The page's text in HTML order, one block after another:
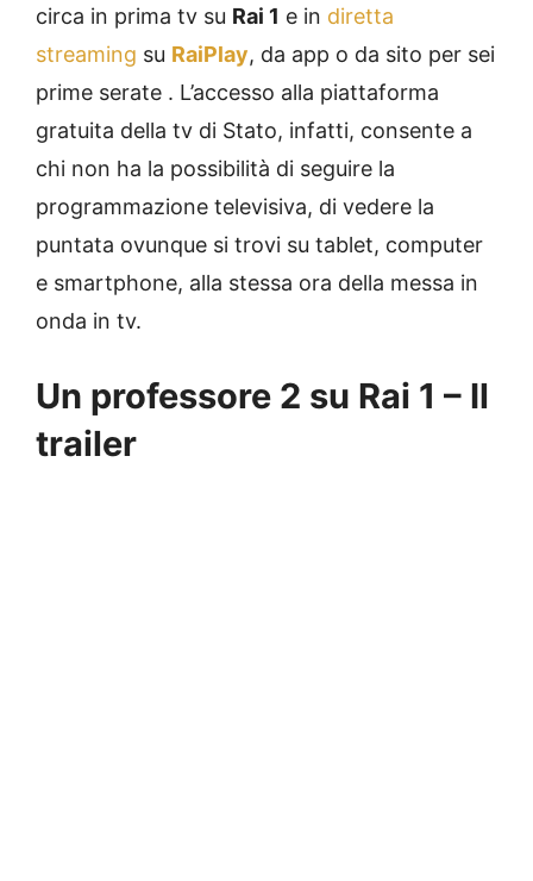
circa in prima tv su Rai 1 e in diretta
streaming su RaiPlay, da app o da sito per sei
prime serate . L’accesso alla piattaforma
gratuita della tv di Stato, infatti, consente a
chi non ha la possibilità di seguire la
programmazione televisiva, di vedere la
puntata ovunque si trovi su tablet, computer
e smartphone, alla stessa ora della messa in
onda in tv.
Un professore 2 su Rai 1 – Il
trailer